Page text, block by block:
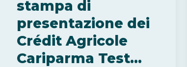
stampa di
presentazione dei
Crédit Agricole
Cariparma Test